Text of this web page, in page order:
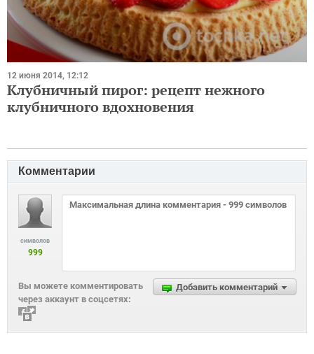
12 июня 2014, 12:12
Клубничный пирог: рецепт нежного
клубничного вдохновения
Комментарии
символов
999
Добавить комментарий
Вы можете комментировать
через аккаунт в соцсетях: